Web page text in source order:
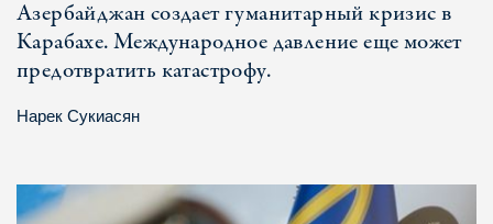
Азербайджан создает гуманитарный кризис в
Карабахе. Международное давление еще может
предотвратить катастрофу.
Нарек Сукиасян